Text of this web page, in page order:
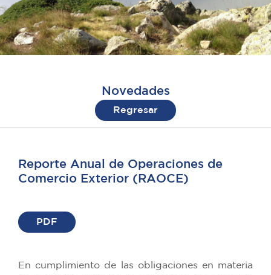
Novedades
Regresar
Reporte Anual de Operaciones de
Comercio Exterior (RAOCE)
PDF
En cumplimiento de las obligaciones en materia